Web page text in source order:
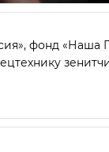
фонд «Наша